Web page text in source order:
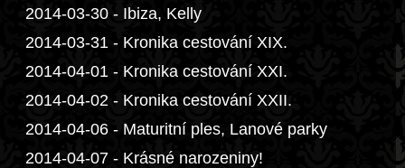
2014-03-30 - Ibiza, Kelly
2014-03-31 - Kronika cestování XIX.
2014-04-01 - Kronika cestování XXI.
2014-04-02 - Kronika cestování XXII.
2014-04-06 - Maturitní ples, Lanové parky
2014-04-07 - Krásné narozeniny!